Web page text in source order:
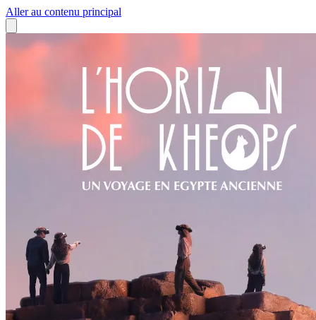
Aller au contenu principal